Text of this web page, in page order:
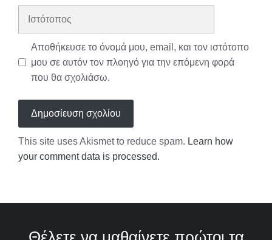
Ιστότοπος
Αποθήκευσε το όνομά μου, email, και τον ιστότοπο
μου σε αυτόν τον πλοηγό για την επόμενη φορά
που θα σχολιάσω.
This site uses Akismet to reduce spam. Learn how
your comment data is processed.